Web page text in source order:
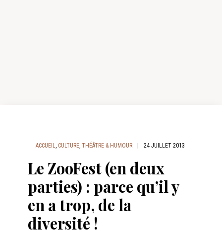
ACCUEIL, CULTURE, THÉÂTRE & HUMOUR 24 JUILLET 2013
Le ZooFest (en deux
parties) : parce qu’il y
en a trop, de la
diversité !